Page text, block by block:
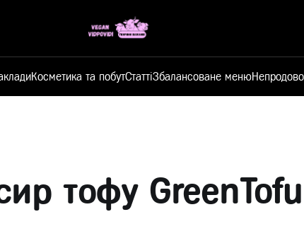
Косметика та побутСтаттіЗбалансоване меню
тофу GreenTofu